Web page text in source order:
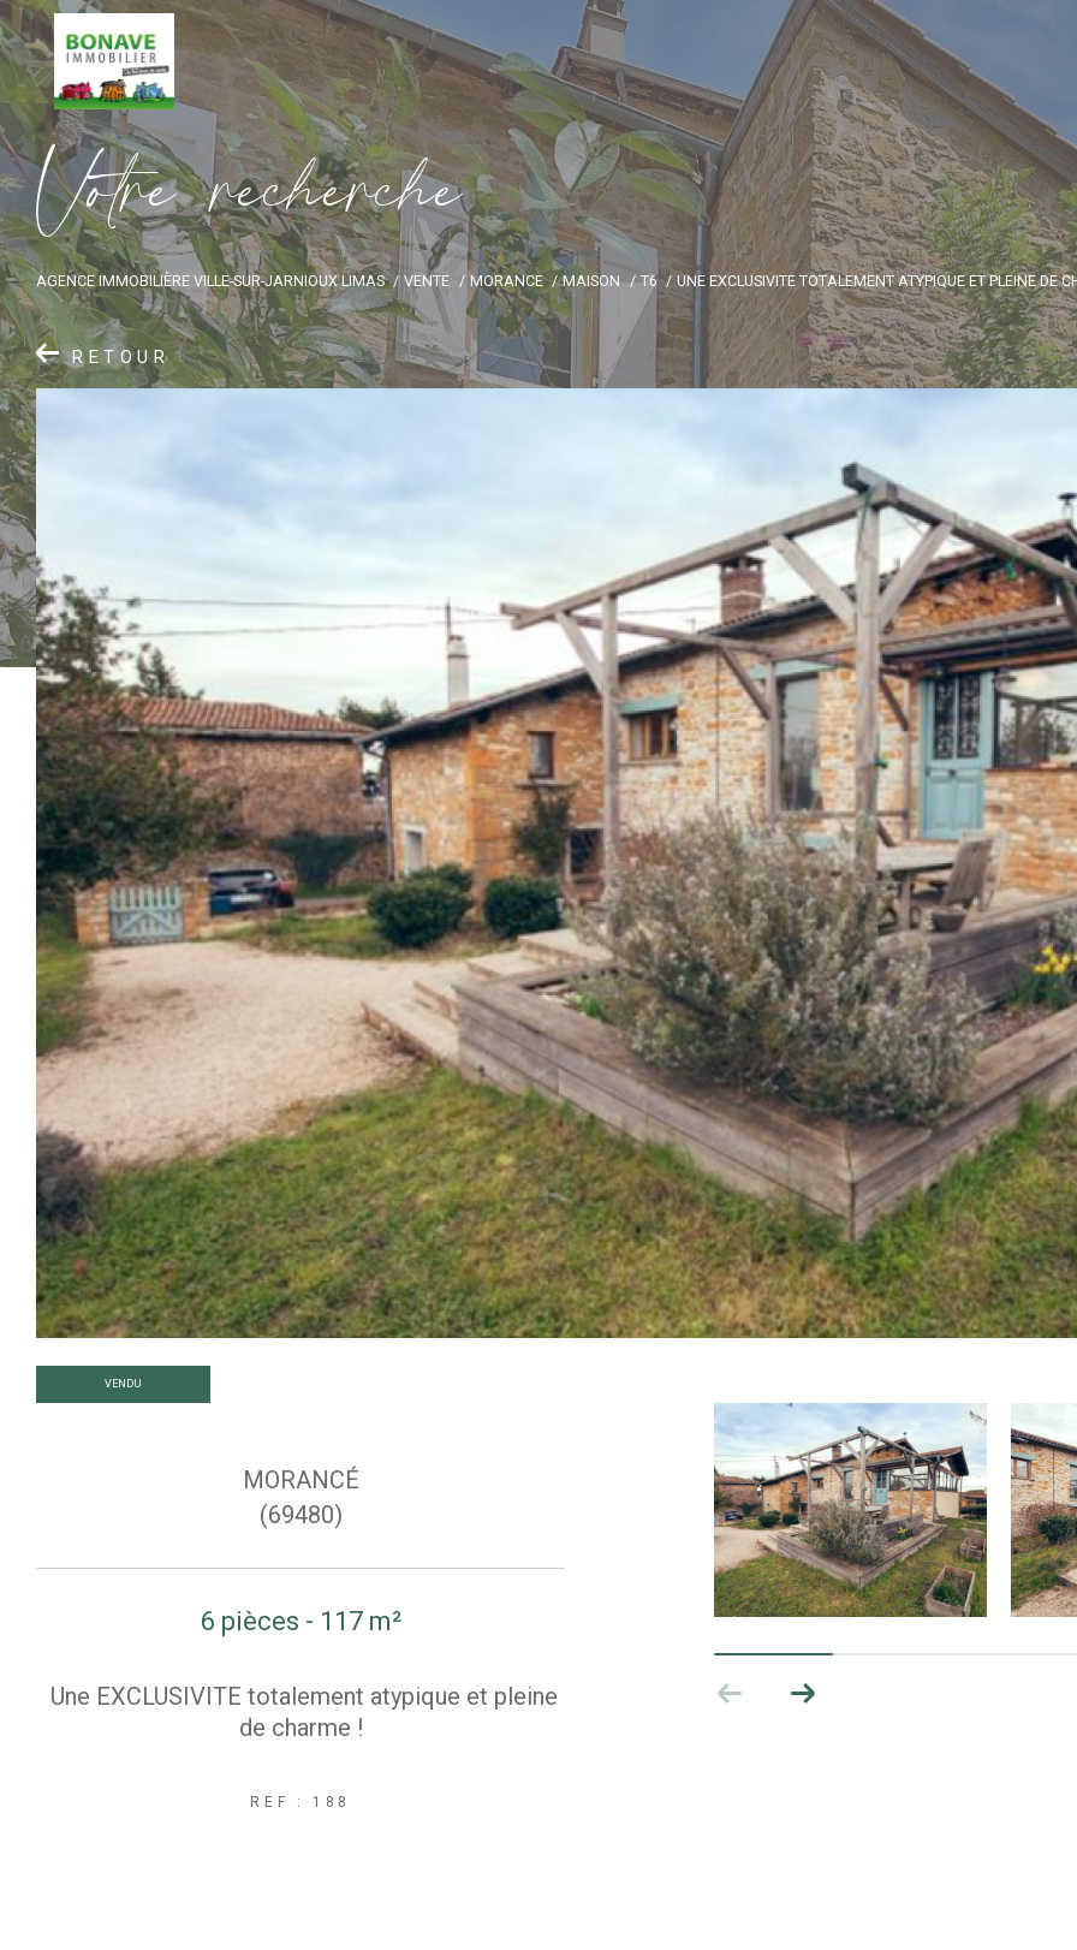
Votre recherche
AGENCE IMMOBILIÈRE VILLE-SUR-JARNIOUX LIMAS VENTE MORANCE MAISON T6 UNE EXCLUSIVITE TOTALEMENT ATYPIQUE ET PLEINE DE
RETOUR
VENDU
MORANCÉ
(69480)
6 pièces - 117 m²
Une EXCLUSIVITE totalement atypique et pleine
de charme !
REF : 188